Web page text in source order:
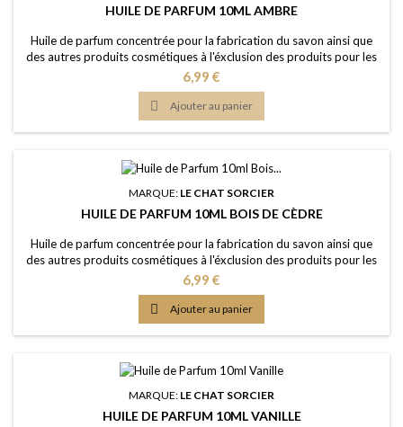
HUILE DE PARFUM 10ML AMBRE
Huile de parfum concentrée pour la fabrication du savon ainsi que
des autres produits cosmétiques à l'éxclusion des produits pour les
lèvres ou la bouche Caractère: un parfum de luxe, riche, épicé, boisé,
réconfortant Couleur: Sans colorants - couleur naturelle: Dorée
Dosage maximal: IFRA classe 9 (Savon) 2,46% Certification: Certficat
de...
Prix
6,99 €
 Ajouter au panier
MARQUE: LE CHAT SORCIER
HUILE DE PARFUM 10ML BOIS DE CÈDRE
Huile de parfum concentrée pour la fabrication du savon ainsi que
des autres produits cosmétiques à l'éxclusion des produits pour les
lèvres ou la bouche Caractère: un parfum de luxe, riche, épicé, boisé,
réconfortant Couleur: Sans colorants - couleur naturelle: Légèrement
dorée Dosage maximal: IFRA classe 9 (Savon) 3,87%
Certification: Certficat...
Prix
6,99 €
 Ajouter au panier
MARQUE: LE CHAT SORCIER
HUILE DE PARFUM 10ML VANILLE